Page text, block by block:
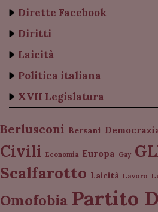
Dirette Facebook
Diritti
Laicità
Politica italiana
XVII Legislatura
Berlusconi Bersani
Civili Economia Europa Gay
Scalfarotto Laicità Lavoro
Omofobia Partito